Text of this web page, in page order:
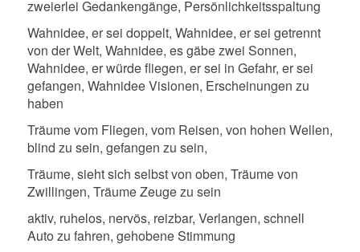
zweierlei Gedankengänge, Persönlichkeitsspaltung
Wahnidee, er sei doppelt, Wahnidee, er sei getrennt
von der Welt, Wahnidee, es gäbe zwei Sonnen,
Wahnidee, er würde fliegen, er sei in Gefahr, er sei
gefangen, Wahnidee Visionen, Erscheinungen zu
haben
Träume vom Fliegen, vom Reisen, von hohen Wellen,
blind zu sein, gefangen zu sein,
Träume, sieht sich selbst von oben, Träume von
Zwillingen, Träume Zeuge zu sein
aktiv, ruhelos, nervös, reizbar, Verlangen, schnell
Auto zu fahren, gehobene Stimmung